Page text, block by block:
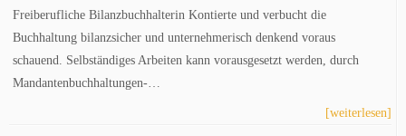
Freiberufliche Bilanzbuchhalterin Kontierte und verbucht die
Buchhaltung bilanzsicher und unternehmerisch denkend voraus
schauend. Selbständiges Arbeiten kann vorausgesetzt werden, durch
Mandantenbuchhaltungen-…
[weiterlesen]